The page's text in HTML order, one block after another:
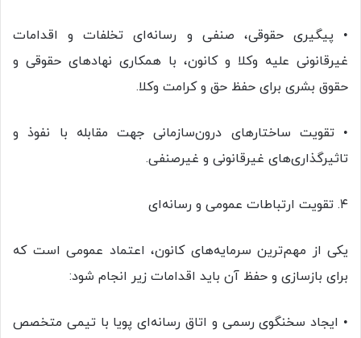
• پیگیری حقوقی، صنفی و رسانه‌ای تخلفات و اقدامات
غیرقانونی علیه وکلا و کانون، با همکاری نهادهای حقوقی و
حقوق بشری برای حفظ حق و کرامت وکلا.
• تقویت ساختارهای درون‌سازمانی جهت مقابله با نفوذ و
تاثیرگذاری‌های غیرقانونی و غیرصنفی.
۴. تقویت ارتباطات عمومی و رسانه‌ای
یکی از مهم‌ترین سرمایه‌های کانون، اعتماد عمومی است که
برای بازسازی و حفظ آن باید اقدامات زیر انجام شود:
• ایجاد سخنگوی رسمی و اتاق رسانه‌ای پویا با تیمی متخصص